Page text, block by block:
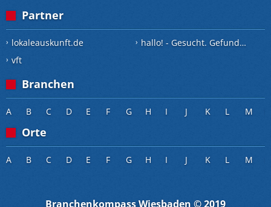
Partner
lokaleauskunft.de hallo! - Gesucht. Gefunden.
vft
Branchen
A B C D E F G H I J K L M
Orte
A B C D E F G H I J K L M
Branchenkompass Wiesbaden © 2019